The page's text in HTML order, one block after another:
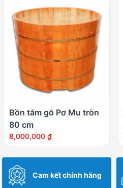
Bồn tắm gỗ Pơ Mu tròn
80 cm
8,000,000 ₫
Cam kết chính hãng